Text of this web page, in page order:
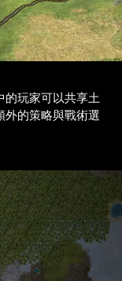
玩家可以共享土
外的策略與戰術選